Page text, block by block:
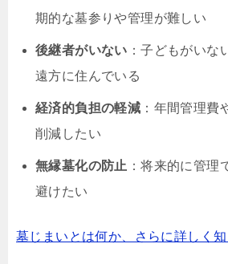
期的な墓参りや管理が難しい
後継者がいない ：子どもがいな
遠方に住んでいる
経済的負担の軽減 ：年間管理費
削減したい
無縁墓化の防止 ：将来的に管理
避けたい
墓じまいとは何か、さらに詳しく